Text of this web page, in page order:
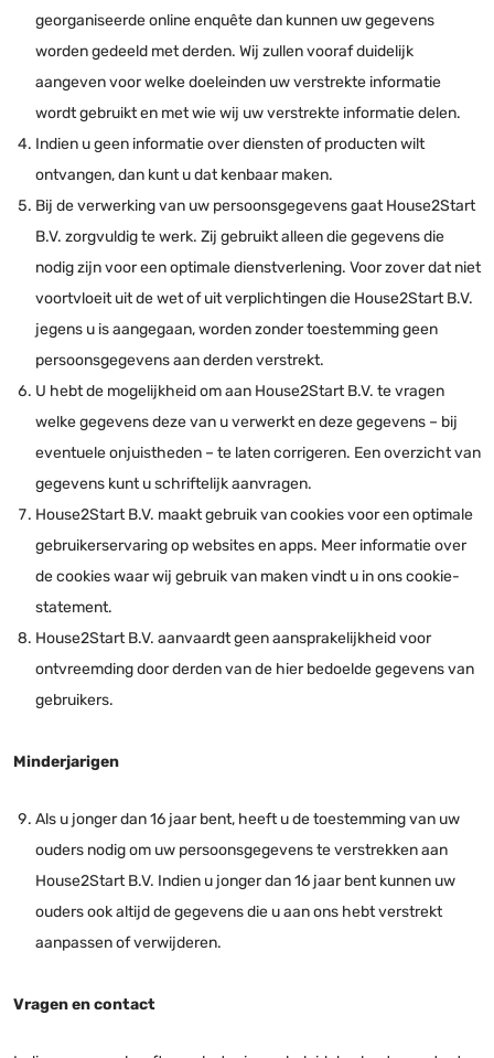
georganiseerde online enquête dan kunnen uw gegevens
worden gedeeld met derden. Wij zullen vooraf duidelijk
aangeven voor welke doeleinden uw verstrekte informatie
wordt gebruikt en met wie wij uw verstrekte informatie delen.
Indien u geen informatie over diensten of producten wilt
ontvangen, dan kunt u dat kenbaar maken.
Bij de verwerking van uw persoonsgegevens gaat House2Start
B.V. zorgvuldig te werk. Zij gebruikt alleen die gegevens die
nodig zijn voor een optimale dienstverlening. Voor zover dat niet
voortvloeit uit de wet of uit verplichtingen die House2Start B.V.
jegens u is aangegaan, worden zonder toestemming geen
persoonsgegevens aan derden verstrekt.
U hebt de mogelijkheid om aan House2Start B.V. te vragen
welke gegevens deze van u verwerkt en deze gegevens – bij
eventuele onjuistheden – te laten corrigeren. Een overzicht van
gegevens kunt u schriftelijk aanvragen.
House2Start B.V. maakt gebruik van cookies voor een optimale
gebruikerservaring op websites en apps. Meer informatie over
de cookies waar wij gebruik van maken vindt u in ons cookie-
statement.
House2Start B.V. aanvaardt geen aansprakelijkheid voor
ontvreemding door derden van de hier bedoelde gegevens van
gebruikers.
Minderjarigen
Als u jonger dan 16 jaar bent, heeft u de toestemming van uw
ouders nodig om uw persoonsgegevens te verstrekken aan
House2Start B.V. Indien u jonger dan 16 jaar bent kunnen uw
ouders ook altijd de gegevens die u aan ons hebt verstrekt
aanpassen of verwijderen.
Vragen en contact